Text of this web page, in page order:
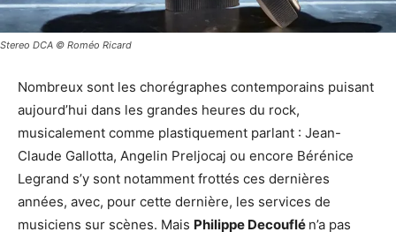
Stereo DCA © Roméo Ricard
Nombreux sont les chorégraphes contemporains puisant
aujourd’hui dans les grandes heures du rock,
musicalement comme plastiquement parlant : Jean-
Claude Gallotta, Angelin Preljocaj ou encore Bérénice
Legrand s’y sont notamment frottés ces dernières
années, avec, pour cette dernière, les services de
musiciens sur scènes. Mais Philippe Decouflé n’a pas